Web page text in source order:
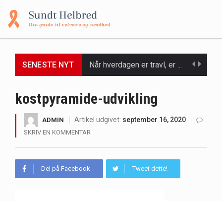
SENESTE NYT
Massagestole er ikke længere forbeholdt luksuriøse spaer og wellnesscentre - de er nu tilgængelige til…
kostpyramide-udvikling
ADMIN Artikel udgivet: september 16, 2020
SKRIV EN KOMMENTAR
Del på Facebook Tweet dette!